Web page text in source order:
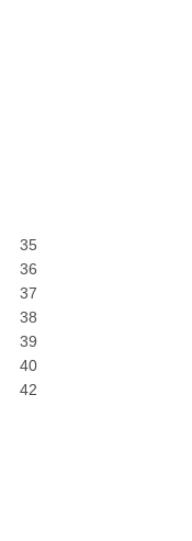
35
36
37
38
39
40
42